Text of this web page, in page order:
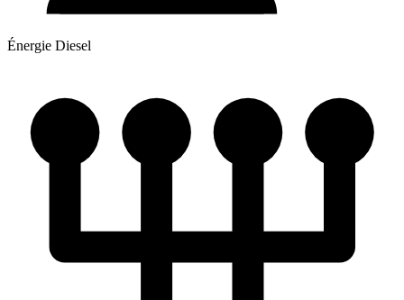
Énergie Diesel